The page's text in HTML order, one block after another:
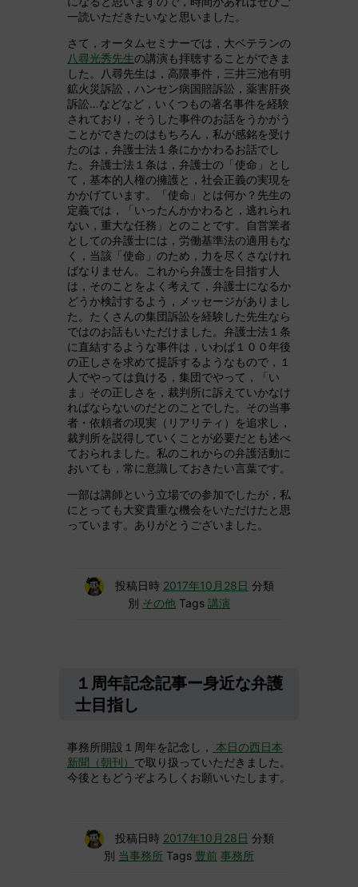
一読いただきたいなと思いました。
さて，オータムセミナーでは，大ベテランの
八尋光秀先生の講演も拝聴することができま
した。八尋先生は，高隈事件，三井三池有明
鉱火災訴訟，ハンセン病国賠訴訟，薬害肝炎
訴訟…などなど，いくつもの著名事件を経験
されており，そうした事件のお話をうかがう
ことができたのはもちろん，私が感銘を受け
たのは，弁護士法１条にかかわるお話でし
た。弁護士法１条は，弁護士の「使命」とし
て，基本的人権の擁護と，社会正義の実現を
かかげています。「使命」とは何か？先生の
定義では，「いったんかかわると，逃れられ
ない，重大な任務」とのことです。自営業者
としての弁護士には，労働基準法の適用もな
く，当該「使命」のため，力を尽くさなけれ
ばなりません。これから弁護士を目指す人
は，そのことをよく考えて，弁護士になるか
どうか検討するよう，メッセージがありまし
た。たくさんの集団訴訟を経験した先生なら
ではのお話もいただけました。弁護士法１条
に直結するような事件は，いわば１００年後
の正しさを求めて提訴するようなもので，１
人でやっては負ける，集団でやって，「い
ま」その正しさを，裁判所に訴えていかなけ
ればならないのだとのことでした。その当事
者・依頼者の現実（リアリティ）を追求し，
裁判所を説得していくことが必要だとも述べ
ておられました。私のこれからの弁護活動に
おいても，常に意識しておきたい言葉です。
一部は講師という立場での参加でしたが，私
にとっても大変貴重な機会をいただけたと思
っています。ありがとうございました。
投稿日時 2017年10月28日 分類
別 その他 Tags 講演
１周年記念記事ー身近な弁護
士目指し
事務所開設１周年を記念し， 本日の西日本
新聞（朝刊） で取り扱っていただきました。
今後ともどうぞよろしくお願いいたします。
投稿日時 2017年10月28日 分類
別 当事務所 Tags 豊前 事務所